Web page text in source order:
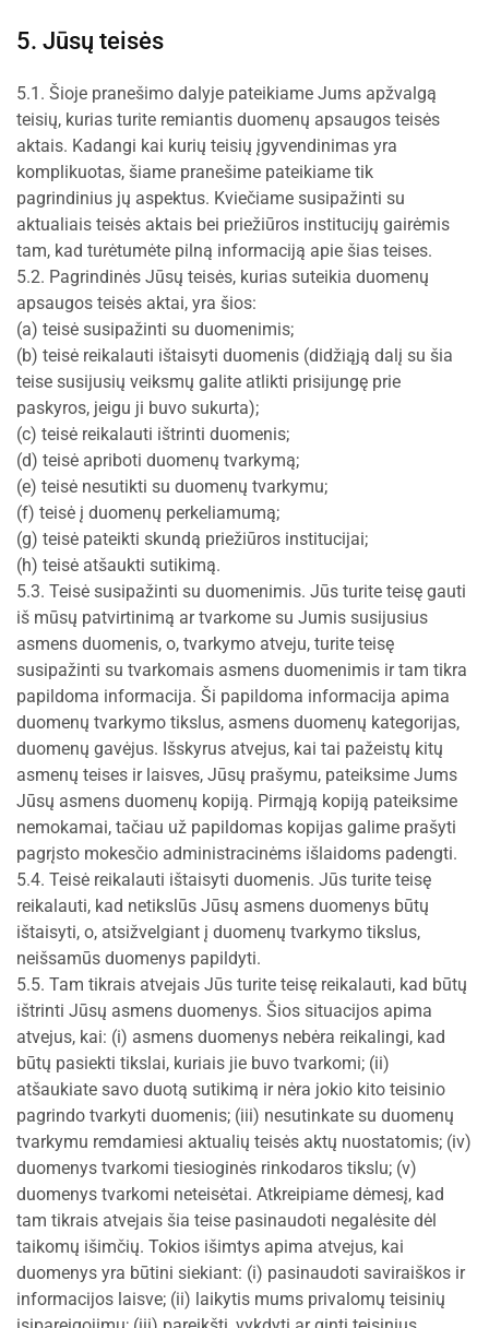
5. Jūsų teisės
5.1. Šioje pranešimo dalyje pateikiame Jums apžvalgą
teisių, kurias turite remiantis duomenų apsaugos teisės
aktais. Kadangi kai kurių teisių įgyvendinimas yra
komplikuotas, šiame pranešime pateikiame tik
pagrindinius jų aspektus. Kviečiame susipažinti su
aktualiais teisės aktais bei priežiūros institucijų gairėmis
tam, kad turėtumėte pilną informaciją apie šias teises.
5.2. Pagrindinės Jūsų teisės, kurias suteikia duomenų
apsaugos teisės aktai, yra šios:
(a) teisė susipažinti su duomenimis;
(b) teisė reikalauti ištaisyti duomenis (didžiąją dalį su šia
teise susijusių veiksmų galite atlikti prisijungę prie
paskyros, jeigu ji buvo sukurta);
(c) teisė reikalauti ištrinti duomenis;
(d) teisė apriboti duomenų tvarkymą;
(e) teisė nesutikti su duomenų tvarkymu;
(f) teisė į duomenų perkeliamumą;
(g) teisė pateikti skundą priežiūros institucijai;
(h) teisė atšaukti sutikimą.
5.3. Teisė susipažinti su duomenimis. Jūs turite teisę gauti
iš mūsų patvirtinimą ar tvarkome su Jumis susijusius
asmens duomenis, o, tvarkymo atveju, turite teisę
susipažinti su tvarkomais asmens duomenimis ir tam tikra
papildoma informacija. Ši papildoma informacija apima
duomenų tvarkymo tikslus, asmens duomenų kategorijas,
duomenų gavėjus. Išskyrus atvejus, kai tai pažeistų kitų
asmenų teises ir laisves, Jūsų prašymu, pateiksime Jums
Jūsų asmens duomenų kopiją. Pirmąją kopiją pateiksime
nemokamai, tačiau už papildomas kopijas galime prašyti
pagrįsto mokesčio administracinėms išlaidoms padengti.
5.4. Teisė reikalauti ištaisyti duomenis. Jūs turite teisę
reikalauti, kad netikslūs Jūsų asmens duomenys būtų
ištaisyti, o, atsižvelgiant į duomenų tvarkymo tikslus,
neišsamūs duomenys papildyti.
5.5. Tam tikrais atvejais Jūs turite teisę reikalauti, kad būtų
ištrinti Jūsų asmens duomenys. Šios situacijos apima
atvejus, kai: (i) asmens duomenys nebėra reikalingi, kad
būtų pasiekti tikslai, kuriais jie buvo tvarkomi; (ii)
atšaukiate savo duotą sutikimą ir nėra jokio kito teisinio
pagrindo tvarkyti duomenis; (iii) nesutinkate su duomenų
tvarkymu remdamiesi aktualių teisės aktų nuostatomis; (iv)
duomenys tvarkomi tiesioginės rinkodaros tikslu; (v)
duomenys tvarkomi neteisėtai. Atkreipiame dėmesį, kad
tam tikrais atvejais šia teise pasinaudoti negalėsite dėl
taikomų išimčių. Tokios išimtys apima atvejus, kai
duomenys yra būtini siekiant: (i) pasinaudoti saviraiškos ir
informacijos laisve; (ii) laikytis mums privalomų teisinių